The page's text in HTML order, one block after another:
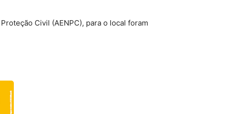
Civil (AENPC), para o local foram